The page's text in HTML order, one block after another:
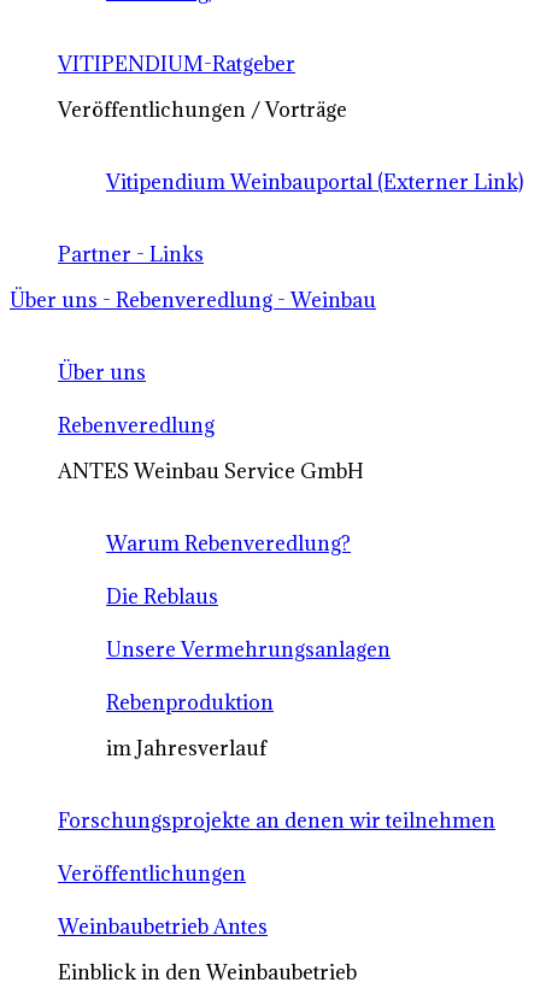
VITIPENDIUM-Ratgeber
Veröffentlichungen / Vorträge
Vitipendium Weinbauportal (Externer Link)
Partner - Links
Über uns - Rebenveredlung - Weinbau
Über uns
Rebenveredlung
ANTES Weinbau Service GmbH
Warum Rebenveredlung?
Die Reblaus
Unsere Vermehrungsanlagen
Rebenproduktion
im Jahresverlauf
Forschungsprojekte an denen wir teilnehmen
Veröffentlichungen
Weinbaubetrieb Antes
Einblick in den Weinbaubetrieb